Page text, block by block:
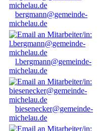
bergmann@gemeinde-
michelau.de
l.bergmann@gemeinde-
michelau.de
biesenecker@gemeinde-
michelau.de